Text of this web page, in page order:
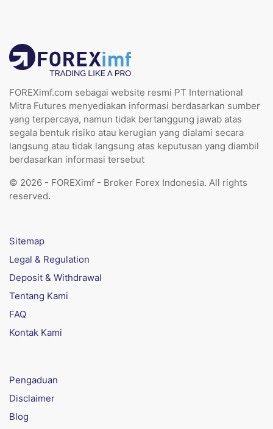
FOREXimf.com sebagai website resmi PT International
Mitra Futures menyediakan informasi berdasarkan sumber
yang terpercaya, namun tidak bertanggung jawab atas
segala bentuk risiko atau kerugian yang dialami secara
langsung atau tidak langsung atas keputusan yang diambil
berdasarkan informasi tersebut
© 2026 - FOREXimf - Broker Forex Indonesia. All rights
reserved.
Sitemap
Legal & Regulation
Deposit & Withdrawal
Tentang Kami
FAQ
Kontak Kami
Pengaduan
Disclaimer
Blog